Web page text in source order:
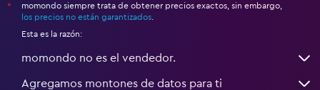
*
momondo siempre trata de obtener precios exactos, sin embargo,
los precios no están garantizados
Esta es la razón:
momondo no es el vendedor.
Agregamos montones de datos para ti